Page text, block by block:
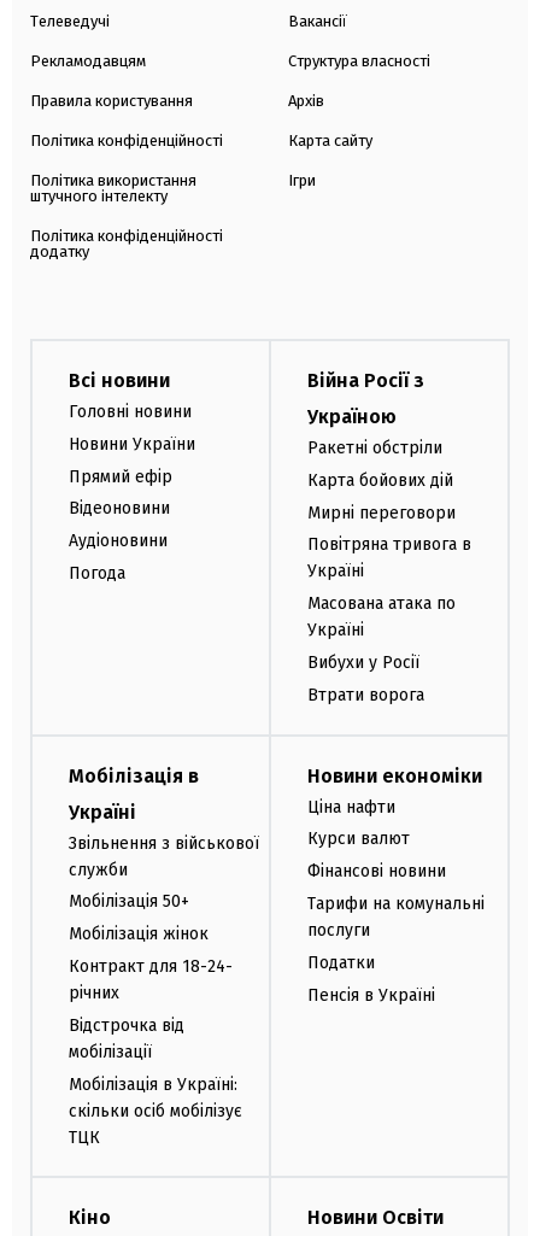
Телеведучі
Рекламодавцям
Правила користування
Політика конфіденційності
Політика використання
штучного інтелекту
Політика конфіденційності
додатку
Вакансії
Структура власності
Архів
Карта сайту
Ігри
Всі новини
Головні новини
Новини України
Прямий ефір
Відеоновини
Аудіоновини
Погода
Війна Росії з
Україною
Ракетні обстріли
Карта бойових дій
Мирні переговори
Повітряна тривога в
Україні
Масована атака по
Україні
Вибухи у Росії
Втрати ворога
Мобілізація в
Україні
Звільнення з військової
служби
Мобілізація 50+
Мобілізація жінок
Контракт для 18-24-
річних
Відстрочка від
мобілізації
Мобілізація в Україні:
скільки осіб мобілізує
ТЦК
Новини економіки
Ціна нафти
Курси валют
Фінансові новини
Тарифи на комунальні
послуги
Податки
Пенсія в Україні
Кіно Новини Освіти